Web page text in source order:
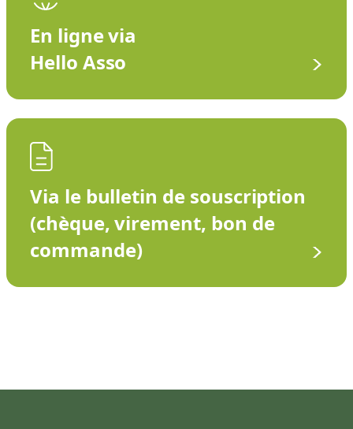
En ligne via
Hello Asso
Via le bulletin de souscription
(chèque, virement, bon de
commande)